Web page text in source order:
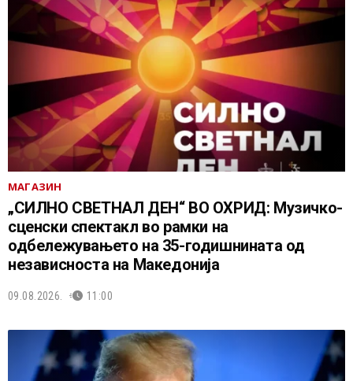
МАГАЗИН
„СИЛНО СВЕТНАЛ ДЕН“ ВО ОХРИД: Музичко-
сценски спектакл во рамки на
одбележувањето на 35-годишнината од
независноста на Македонија
09.08.2026. 11:00